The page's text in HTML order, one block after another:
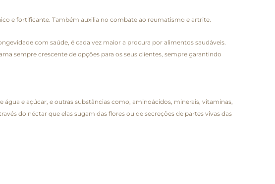
e fortificante. Também auxilia no combate ao reumatismo e artrite.
com saúde, é cada vez maior a procura por alimentos saudáveis.
sempre crescente de opções para os seus clientes, sempre garantindo
e açúcar, e outras substâncias como, aminoácidos, minerais, vitaminas,
do néctar que elas sugam das flores ou de secreções de partes vivas das